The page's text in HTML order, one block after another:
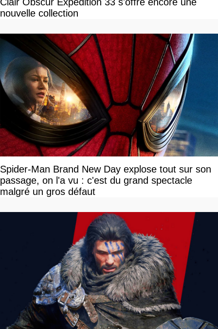
nouvelle collection
Spider-Man Brand New Day explose tout sur son
passage, on l'a vu : c'est du grand spectacle
malgré un gros défaut